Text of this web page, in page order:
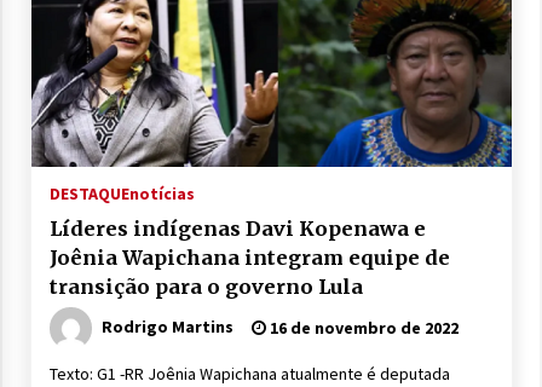
DESTAQUEnotícias
Líderes indígenas Davi Kopenawa e
Joênia Wapichana integram equipe de
transição para o governo Lula
Rodrigo Martins 16 de novembro de 2022
Texto: G1 -RR Joênia Wapichana atualmente é deputada